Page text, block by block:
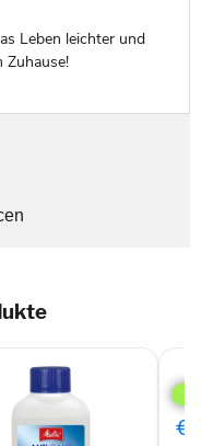
Leben leichter und
Zuhause!